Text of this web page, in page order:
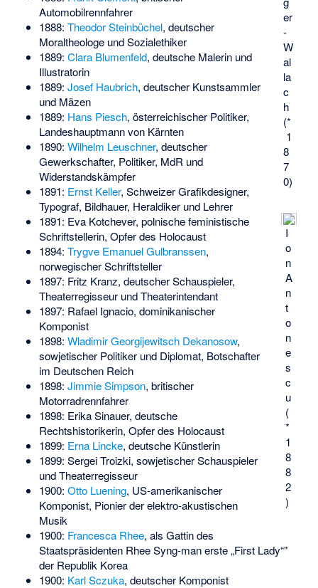
er
-
W
al
la
c
h
(*
1
8
7
0)
I
o
n
A
n
t
o
n
e
s
c
u
(
*
1
8
8
2
)
Automobilrennfahrer
1888: Theodor Steinbüchel, deutscher
Moraltheologe und Sozialethiker
1889: Clara Blumenfeld, deutsche Malerin und
Illustratorin
1889: Josef Haubrich, deutscher Kunstsammler
und Mäzen
1889: Hans Piesch, österreichischer Politiker,
Landeshauptmann von Kärnten
1890: Wilhelm Leuschner, deutscher
Gewerkschafter, Politiker, MdR und
Widerstandskämpfer
1891: Ernst Keller, Schweizer Grafikdesigner,
Typograf, Bildhauer, Heraldiker und Lehrer
1891: Eva Kotchever, polnische feministische
Schriftstellerin, Opfer des Holocaust
1894: Trygve Emanuel Gulbranssen,
norwegischer Schriftsteller
1897: Fritz Kranz, deutscher Schauspieler,
Theaterregisseur und Theaterintendant
1897: Rafael Ignacio, dominikanischer
Komponist
1898: Wladimir Georgijewitsch Dekanosow,
sowjetischer Politiker und Diplomat, Botschafter
im Deutschen Reich
1898: Jimmie Simpson, britischer
Motorradrennfahrer
1898: Erika Sinauer, deutsche
Rechtshistorikerin, Opfer des Holocaust
1899: Erna Lincke, deutsche Künstlerin
1899: Sergei Troizki, sowjetischer Schauspieler
und Theaterregisseur
1900: Otto Luening, US-amerikanischer
Komponist, Pionier der elektro-akustischen
Musik
1900: Francesca Rhee, als Gattin des
Staatspräsidenten Rhee Syng-man erste „First Lady“"
der Republik Korea
1900: Karl Sczuka, deutscher Komponist